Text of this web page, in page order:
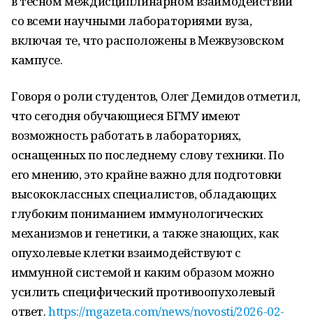
со всеми научными лабораториями вуза,
включая те, что расположены в Межвузовском
кампусе.
Говоря о роли студентов, Олег Демидов отметил,
что сегодня обучающиеся БГМУ имеют
возможность работать в лабораториях,
оснащенных по последнему слову техники. По
его мнению, это крайне важно для подготовки
высококлассных специалистов, обладающих
глубоким пониманием иммунологических
механизмов и генетики, а также знающих, как
опухолевые клетки взаимодействуют с
иммунной системой и каким образом можно
усилить специфический противоопухолевый
ответ.https://mgazeta.com/news/novosti/2026-02-